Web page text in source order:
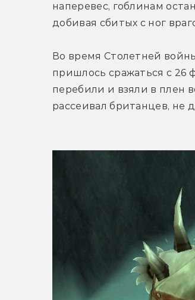
наперевес, гоблинам
добивая сбитых с ног
Во время Столетней
пришлось сражаться с
перебили и взяли в плен
рассеивал британцев, не